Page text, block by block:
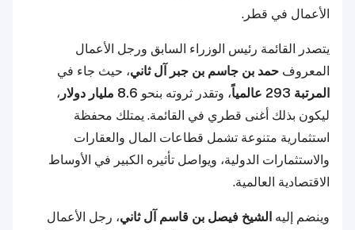
الأعمال في قطر.
يتصدر القائمة رئيس الوزراء السابق ورجل الأعمال
المعروف حمد بن جاسم بن جبر آل ثاني، حيث جاء في
المرتبة 293 عالمياً
، وتقدر ثروته بنحو 8.6 مليار دولار
،
ليكون بذلك أغنى قطري في القائمة. يمتلك محفظة
استثمارية متنوعة تشمل قطاعات المال والعقارات
والاستثمارات الدولية، ويواصل تأثيره الكبير في الأوساط
الاقتصادية العالمية.
وينضم إليه الشيخ فيصل بن قاسم آل ثاني، رجل الأعمال